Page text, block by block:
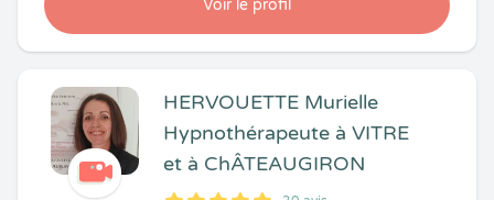
Voir le profil
HERVOUETTE Murielle
Hypnothérapeute à VITRE
et à ChÂTEAUGIRON